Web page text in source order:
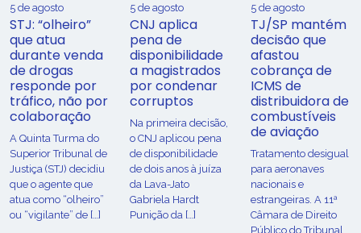
5 de agosto
STJ: “olheiro”
que atua
durante venda
de drogas
responde por
tráfico, não por
colaboração
A Quinta Turma do
Superior Tribunal de
Justiça (STJ) decidiu
que o agente que
atua como “olheiro”
ou “vigilante” de […]
5 de agosto
CNJ aplica
pena de
disponibilidade
a magistrados
por condenar
corruptos
Na primeira decisão,
o CNJ aplicou pena
de disponibilidade
de dois anos à juíza
da Lava-Jato
Gabriela Hardt
Punição da […]
5 de agosto
TJ/SP mantém
decisão que
afastou
cobrança de
ICMS de
distribuidora de
combustíveis
de aviação
Tratamento desigual
para aeronaves
nacionais e
estrangeiras. A 11ª
Câmara de Direito
Público do Tribunal